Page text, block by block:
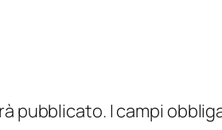
pubblicato. I campi